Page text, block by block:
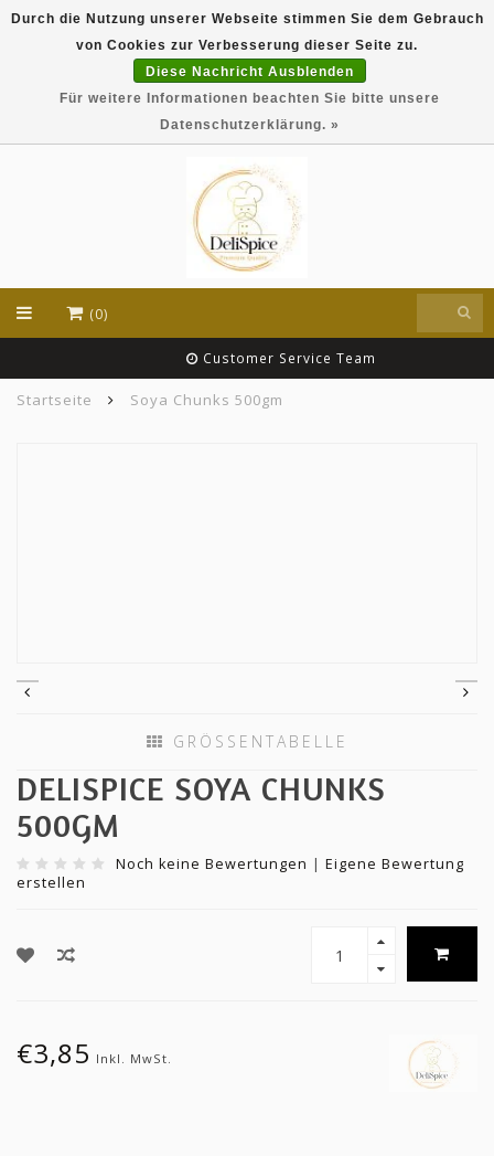
DeliSpice is your online Indian grocery shop with
exclusive brands like Daawat, Suhana, DeliSpice
and many more !!!
(0)
Customer Service Team
Startseite Soya Chunks 500gm
GRÖSSENTABELLE
DELISPICE SOYA CHUNKS
500GM
Noch keine Bewertungen | Eigene Bewertung
erstellen
€3,85 Inkl. MwSt.
Durch die Nutzung unserer Webseite stimmen Sie dem Gebrauch
von Cookies zur Verbesserung dieser Seite zu.
Diese Nachricht Ausblenden
Für weitere Informationen beachten Sie bitte unsere
Datenschutzerklärung. »